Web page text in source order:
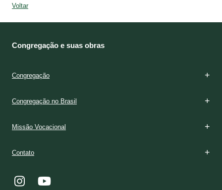
Voltar
Congregação e suas obras
Congregação
Congregação no Brasil
Missão Vocacional
Contato